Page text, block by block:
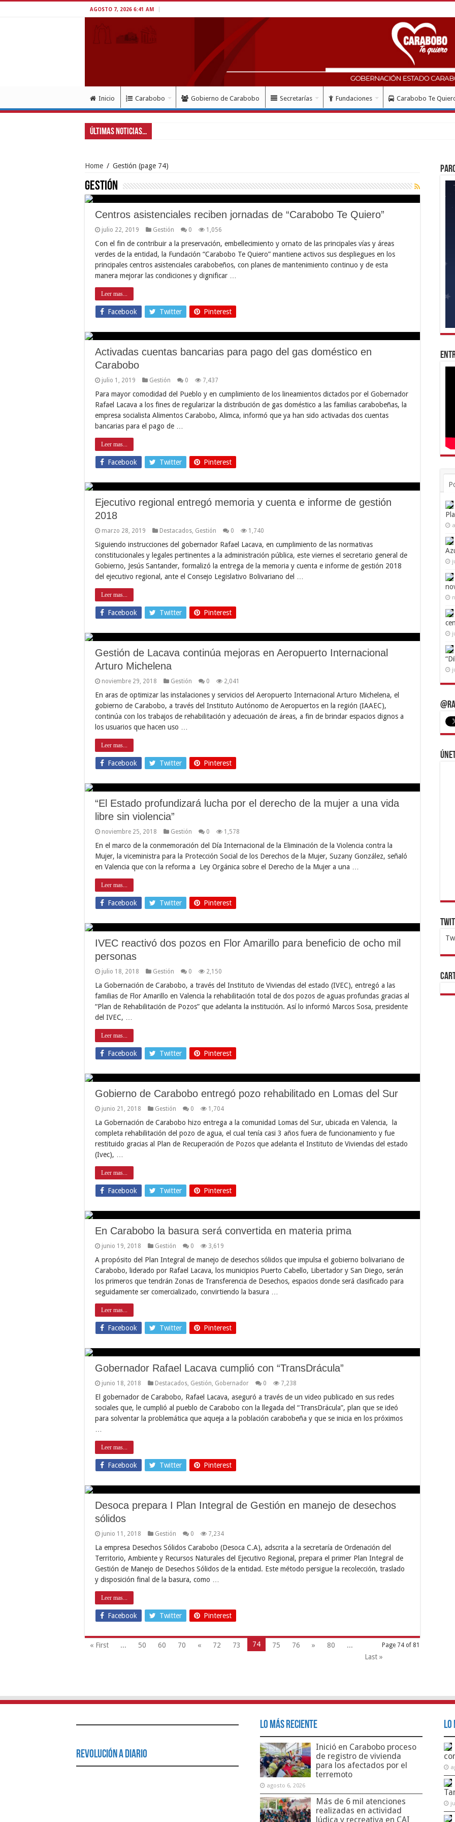
AGOSTO 7, 2026 6:41 AM
Inicio Carabobo Gobierno de Carabobo Secretarías Fundaciones Carabobo Te
Últimas Noticias...
Home / Gestión (page 74)
Gestión
Centros asistenciales reciben jornadas de “Carabobo Te Quiero”
julio 22, 2019 Gestión 0 1,056
Con el fin de contribuir a la preservación, embellecimiento y ornato de las principales vías y áreas
verdes de la entidad, la Fundación “Carabobo Te Quiero” mantiene activos sus despliegues en los
principales centros asistenciales carabobeños, con planes de mantenimiento continuo y de esta
manera mejorar las condiciones y dignificar …
Leer mas...
Facebook Twitter Pinterest
Activadas cuentas bancarias para pago del gas doméstico en
Carabobo
julio 1, 2019 Gestión 0 7,437
Para mayor comodidad del Pueblo y en cumplimiento de los lineamientos dictados por el Gobernador
Rafael Lacava a los fines de regularizar la distribución de gas doméstico a las familias carabobeñas, la
empresa socialista Alimentos Carabobo, Alimca, informó que ya han sido activadas dos cuentas
bancarias para el pago de …
Leer mas...
Facebook Twitter Pinterest
Ejecutivo regional entregó memoria y cuenta e informe de gestión
2018
marzo 28, 2019 Destacados Gestión 0 1,740
Siguiendo instrucciones del gobernador Rafael Lacava, en cumplimiento de las normativas
constitucionales y legales pertinentes a la administración pública, este viernes el secretario general de
Gobierno, Jesús Santander, formalizó la entrega de la memoria y cuenta e informe de gestión 2018
del ejecutivo regional, ante el Consejo Legislativo Bolivariano del …
Leer mas...
Facebook Twitter Pinterest
Gestión de Lacava continúa mejoras en Aeropuerto Internacional
Arturo Michelena
noviembre 29, 2018 Gestión 0 2,041
En aras de optimizar las instalaciones y servicios del Aeropuerto Internacional Arturo Michelena, el
gobierno de Carabobo, a través del Instituto Autónomo de Aeropuertos en la región (IAAEC),
continúa con los trabajos de rehabilitación y adecuación de áreas, a fin de brindar espacios dignos a
los usuarios que hacen uso …
Leer mas...
Facebook Twitter Pinterest
“El Estado profundizará lucha por el derecho de la mujer a una vida
libre sin violencia”
noviembre 25, 2018 Gestión 0 1,578
En el marco de la conmemoración del Día Internacional de la Eliminación de la Violencia contra la
Mujer, la viceministra para la Protección Social de los Derechos de la Mujer, Suzany González, señaló
en Valencia que con la reforma a Ley Orgánica sobre el Derecho de la Mujer a una …
Leer mas...
Facebook Twitter Pinterest
IVEC reactivó dos pozos en Flor Amarillo para beneficio de ocho mil
personas
julio 18, 2018 Gestión 0 2,150
La Gobernación de Carabobo, a través del Instituto de Viviendas del estado (IVEC), entregó a las
familias de Flor Amarillo en Valencia la rehabilitación total de dos pozos de aguas profundas gracias al
“Plan de Rehabilitación de Pozos” que adelanta la institución. Así lo informó Marcos Sosa, presidente
del IVEC, …
Leer mas...
Facebook Twitter Pinterest
Gobierno de Carabobo entregó pozo rehabilitado en Lomas del Sur
junio 21, 2018 Gestión 0 1,704
La Gobernación de Carabobo hizo entrega a la comunidad Lomas del Sur, ubicada en Valencia, la
completa rehabilitación del pozo de agua, el cual tenía casi 3 años fuera de funcionamiento y fue
restituido gracias al Plan de Recuperación de Pozos que adelanta el Instituto de Viviendas del estado
(Ivec), …
Leer mas...
Facebook Twitter Pinterest
En Carabobo la basura será convertida en materia prima
junio 19, 2018 Gestión 0 3,619
A propósito del Plan Integral de manejo de desechos sólidos que impulsa el gobierno bolivariano de
Carabobo, liderado por Rafael Lacava, los municipios Puerto Cabello, Libertador y San Diego, serán
los primeros que tendrán Zonas de Transferencia de Desechos, espacios donde será clasificado para
seguidamente ser comercializado, convirtiendo la basura …
Leer mas...
Facebook Twitter Pinterest
Gobernador Rafael Lacava cumplió con “TransDrácula”
junio 18, 2018 Destacados Gestión Gobernador 0 7,238
El gobernador de Carabobo, Rafael Lacava, aseguró a través de un video publicado en sus redes
sociales que, le cumplió al pueblo de Carabobo con la llegada del “TransDrácula”, plan que se ideó
para solventar la problemática que aqueja a la población carabobeña y que se inicia en los próximos
Leer mas...
Facebook Twitter Pinterest
Desoca prepara I Plan Integral de Gestión en manejo de desechos
sólidos
junio 11, 2018 Gestión 0 7,234
La empresa Desechos Sólidos Carabobo (Desoca C.A), adscrita a la secretaría de Ordenación del
Territorio, Ambiente y Recursos Naturales del Ejecutivo Regional, prepara el primer Plan Integral de
Gestión de Manejo de Desechos Sólidos de la entidad. Este método persigue la recolección, traslado
y disposición final de la basura, como …
Leer mas...
Facebook Twitter Pinterest
Page 74 of 81
« First ... 50 60 70 « 72 73 74 75 76 » 80
...
Last »
Revolución a Diario
Lo Más Reciente
Inició en Carabobo proceso
de registro de vivienda
para los afectados por el
terremoto
agosto 6, 2026
Más de 6 mil atenciones
realizadas en actividad
lúdica y recreativa en CAI